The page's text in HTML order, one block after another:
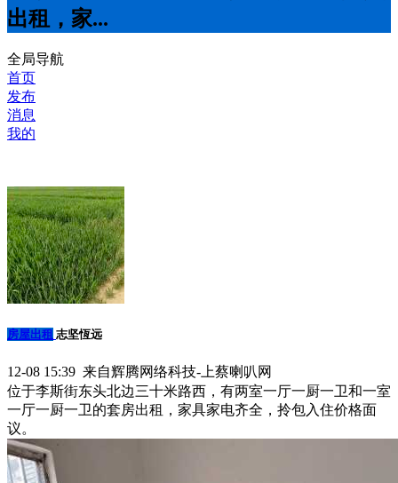
出租，家...
全局导航
首页
发布
消息
我的
房屋出租 志坚恆远
12-08 15:39 来自辉腾网络科技-上蔡喇叭网
位于李斯街东头北边三十米路西，有两室一厅一厨一卫和一室
一厅一厨一卫的套房出租，家具家电齐全，拎包入住价格面
议。